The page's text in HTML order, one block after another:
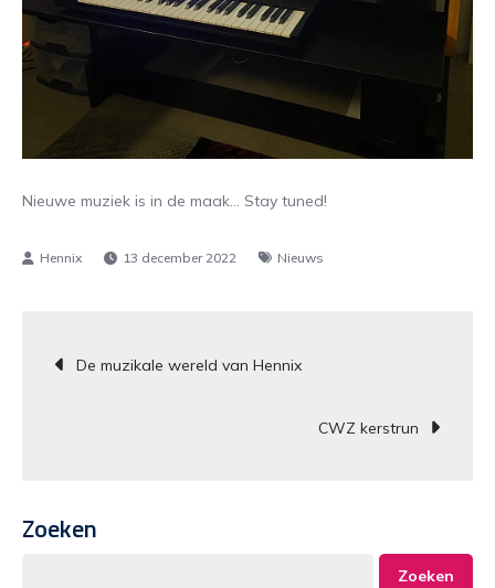
Nieuwe muziek is in de maak… Stay tuned!
13 december 2022 Nieuws
Bericht
De muzikale wereld van Hennix
CWZ kerstrun
Zoeken
Zoeken